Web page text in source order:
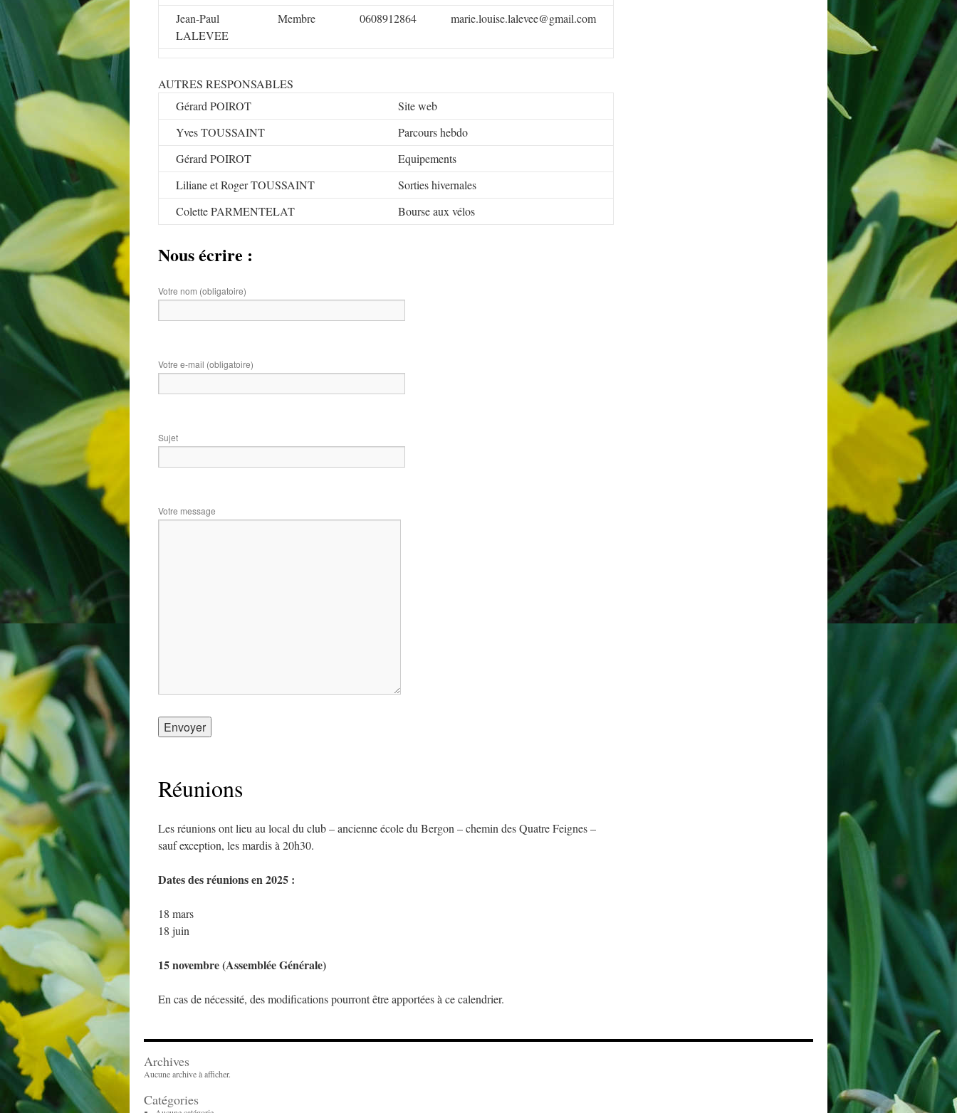
Jean-Paul
LALEVEE
Membre 0608912864 marie.louise.lalevee@gmail.com
AUTRES RESPONSABLES
Gérard POIROT
Site web
Yves TOUSSAINT
Parcours hebdo
Gérard POIROT
Equipements
Liliane et Roger TOUSSAINT
Sorties hivernales
Colette PARMENTELAT
Bourse aux vélos
Nous écrire :
Votre nom (obligatoire)
Votre e-mail (obligatoire)
Sujet
Votre message
Réunions
Les réunions ont lieu au local du club – ancienne école du Bergon – chemin des Quatre Feignes –
sauf exception, les mardis à 20h30.
Dates des réunions en 2025 :
18 mars
18 juin
15 novembre (Assemblée Générale)
En cas de nécessité, des modifications pourront être apportées à ce calendrier.
Archives
Aucune archive à afficher.
Catégories